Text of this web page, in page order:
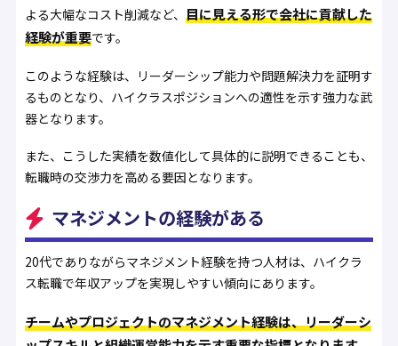
よる大幅なコスト削減など、 目に見える形で会社に貢献した
経験が重要です。
このような経験は、リーダーシップ能力や問題解決力を証明す
るものとなり、ハイクラスポジションへの適性を示す強力な武
器となります。
また、こうした実績を数値化して具体的に説明できることも、
転職時の交渉力を高める要因となります。
マネジメントの経験がある
20代でありながらマネジメント経験を持つ人材は、ハイクラ
ス転職で年収アップを実現しやすい傾向にあります。
チームやプロジェクトのマネジメント経験は、リーダーシ